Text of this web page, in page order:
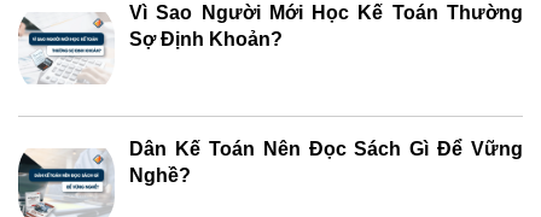
Vì Sao Người Mới Học Kế Toán Thường
Sợ Định Khoản?
Dân Kế Toán Nên Đọc Sách Gì Để Vững
Nghề?